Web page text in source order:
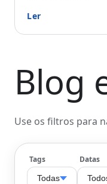
Ler
Blog
Use os filtros para
Tags
Todas
Datas